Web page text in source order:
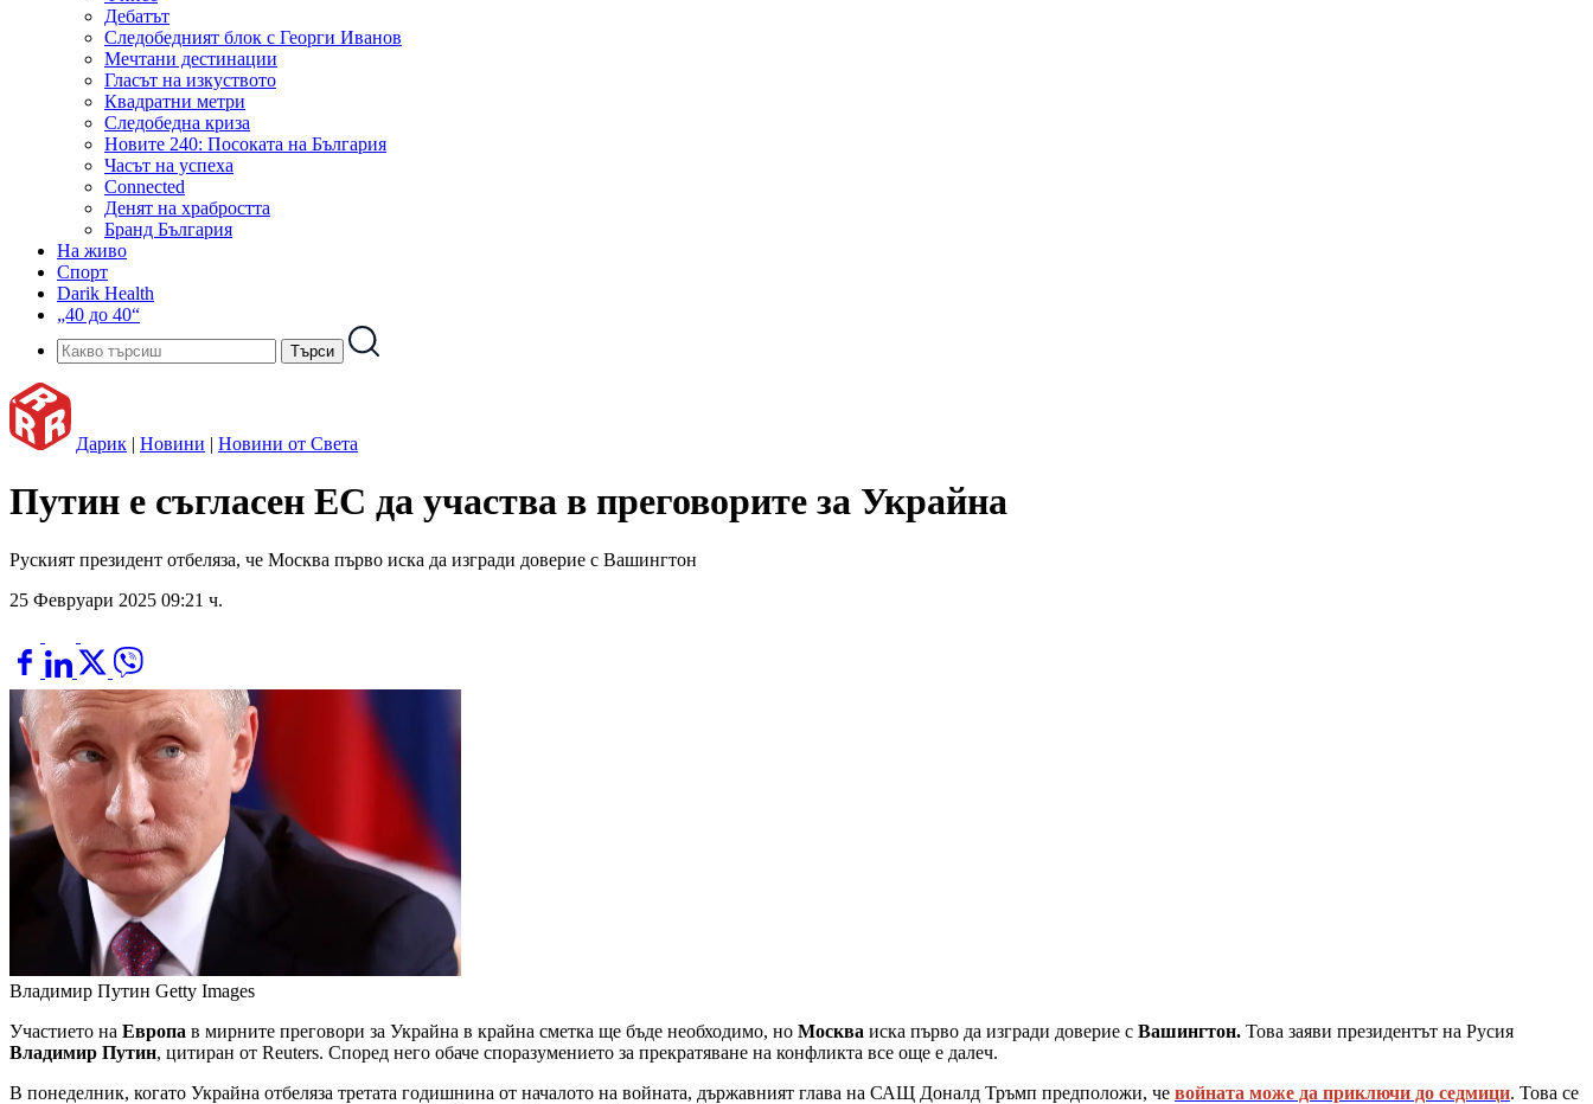
Дебатът
Следобедният блок с Георги Иванов
Мечтани дестинации
Гласът на изкуството
Квадратни метри
Следобедна криза
Новите 240: Посоката на България
Часът на успеха
Connected
Денят на храбростта
Бранд България
На живо
Спорт
Darik Health
„40 до 40“
Дарик | Новини | Новини от Света
Путин е съгласен ЕС да участва в преговорите за Украйна
Руският президент отбеляза, че Москва първо иска да изгради доверие с Вашингтон
25 Февруари 2025 09:21 ч.
Владимир Путин Getty Images
Участието на Европа в мирните преговори за Украйна в крайна сметка ще бъде необходимо, но Москва иска първо да изгради доверие с Вашингтон. Това заяви президентът на Русия
Владимир Путин, цитиран от Reuters. Според него обаче споразумението за прекратяване на конфликта все още e далеч.
В понеделник, когато Украйна отбеляза третата годишнина от началото на войната, държавният глава на САЩ Доналд Тръмп предположи, че войната може да приключи до седмици. Това се